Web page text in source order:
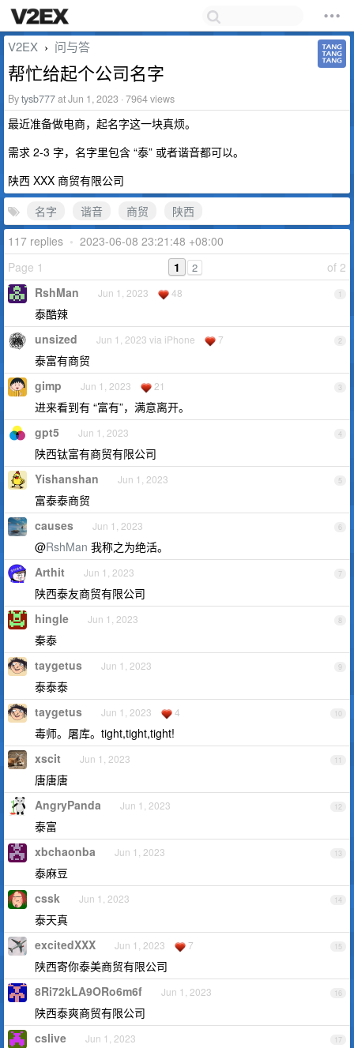
V2EX › 问与答
帮忙给起个公司名字
Bytysb777at Jun 1, 2023 · 7964 views
最近准备做电商，起名字这一块真烦。
需求 2-3 字，名字里包含 “泰” 或者谐音都可以。
陕西 XXX 商贸有限公司
名字
谐音 商贸
陕西
117 replies • 2023-06-08 23:21:48 +08:00
Page 1
of 2
1 2
1
RshMan Jun 1, 2023 48
泰酷辣
2
unsized Jun 1, 2023 via iPhone 7
泰富有商贸
3
gimp Jun 1, 2023 21
进来看到有 “富有”，满意离开。
4
gpt5 Jun 1, 2023
陕西钛富有商贸有限公司
5
Yishanshan Jun 1, 2023
富泰泰商贸
6
causes Jun 1, 2023
@RshMan 我称之为绝活。
7
Arthit Jun 1, 2023
陕西泰友商贸有限公司
8
hingle Jun 1, 2023
秦泰
9
taygetus Jun 1, 2023
泰泰泰
10
taygetus Jun 1, 2023 4
毒师。屠库。tight,tight,tight!
11
xscit Jun 1, 2023
唐唐唐
12
AngryPanda Jun 1, 2023
泰富
13
xbchaonba Jun 1, 2023
泰麻豆
14
cssk Jun 1, 2023
泰天真
15
excitedXXX Jun 1, 2023 7
陕西寄你泰美商贸有限公司
16
8Ri72kLA9ORo6m6f Jun 1, 2023
陕西泰爽商贸有限公司
17
cslive Jun 1, 2023